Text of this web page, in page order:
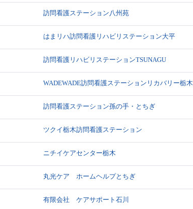
訪問看護ステーション八州苑
はまリハ訪問看護リハビリステーション大平
訪問看護リハビリステーションTSUNAGU
WADEWADE訪問看護ステーションリカバリー栃木
訪問看護ステーション孫の手・とちぎ
ツクイ栃木訪問看護ステーション
ニチイケアセンター栃木
丸光ケア ホームヘルプとちぎ
有限会社 ケアサポート石川